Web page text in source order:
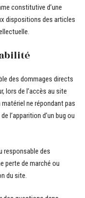
constitutive d’une
dispositions des articles
des dommages directs
lors de l’accès au site
ne répondant pas
l’apparition d’un bug ou
responsable des
perte de marché ou
du site.